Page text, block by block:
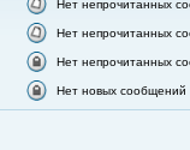
Нет непрочитанных
Нет непрочитанных
Нет непрочитанных
Нет новых сообщений